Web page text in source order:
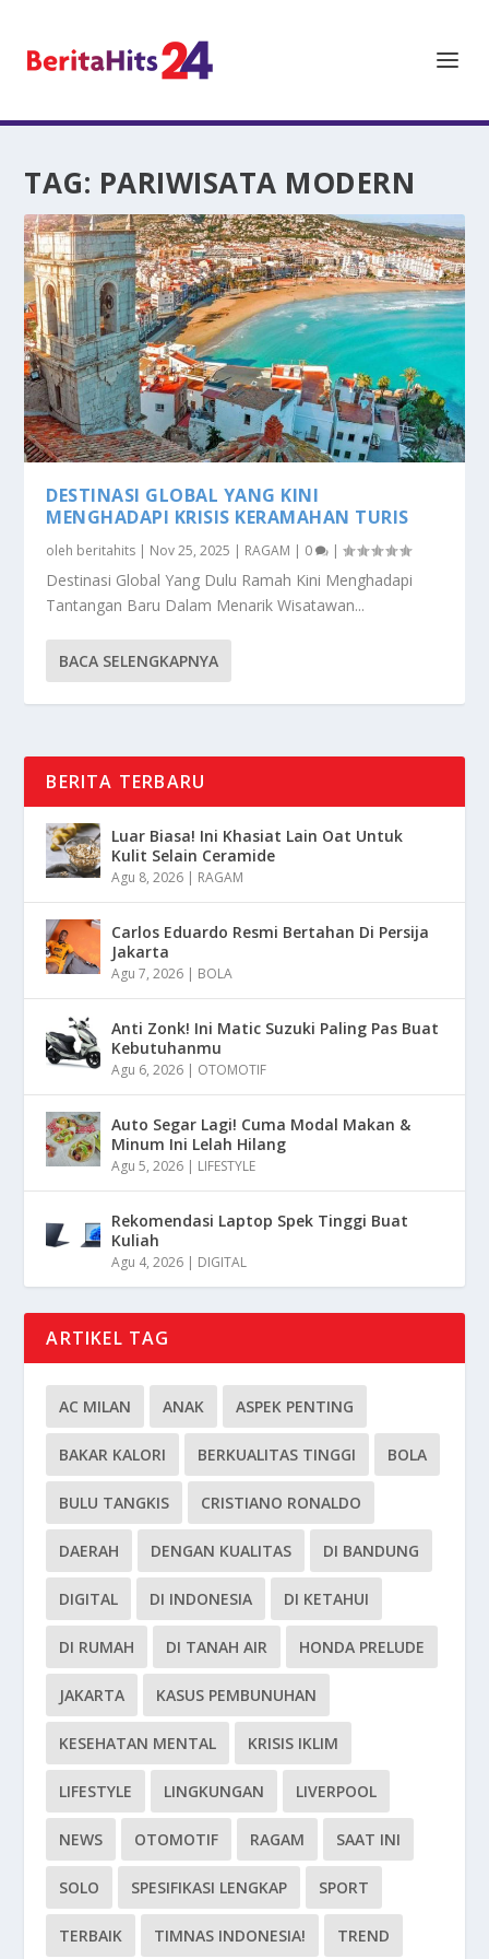
TAG: PARIWISATA MODERN
DESTINASI GLOBAL YANG KINI
MENGHADAPI KRISIS KERAMAHAN TURIS
oleh beritahits | Nov 25, 2025 | RAGAM | 0 |
Destinasi Global Yang Dulu Ramah Kini Menghadapi
Tantangan Baru Dalam Menarik Wisatawan...
BACA SELENGKAPNYA
BERITA TERBARU
Luar Biasa! Ini Khasiat Lain Oat Untuk
Kulit Selain Ceramide
Agu 8, 2026 | RAGAM
Carlos Eduardo Resmi Bertahan Di Persija
Jakarta
Agu 7, 2026 | BOLA
Anti Zonk! Ini Matic Suzuki Paling Pas Buat
Kebutuhanmu
Agu 6, 2026 | OTOMOTIF
Auto Segar Lagi! Cuma Modal Makan &
Minum Ini Lelah Hilang
Agu 5, 2026 | LIFESTYLE
Rekomendasi Laptop Spek Tinggi Buat
Kuliah
Agu 4, 2026 | DIGITAL
ARTIKEL TAG
AC MILAN ANAK ASPEK PENTING
BAKAR KALORI BERKUALITAS TINGGI BOLA
BULU TANGKIS CRISTIANO RONALDO
DAERAH DENGAN KUALITAS DI BANDUNG
DIGITAL DI INDONESIA DI KETAHUI
DI RUMAH DI TANAH AIR HONDA PRELUDE
JAKARTA KASUS PEMBUNUHAN
KESEHATAN MENTAL KRISIS IKLIM
LIFESTYLE LINGKUNGAN LIVERPOOL
NEWS OTOMOTIF RAGAM SAAT INI
SOLO SPESIFIKASI LENGKAP SPORT
TERBAIK TIMNAS INDONESIA! TREND